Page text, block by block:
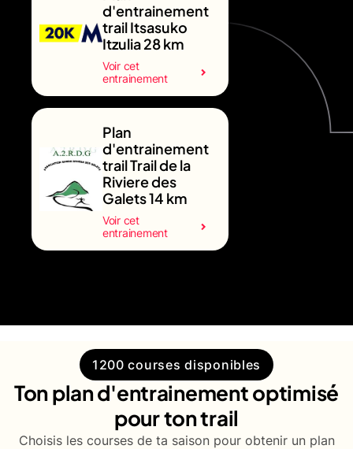
d'entrainement
trail Itsasuko
Itzulia 28 km
Voir cet
entrainement
Plan
d'entrainement
trail Trail de la
Riviere des
Galets 14 km
Voir cet
entrainement
1200 courses disponibles
Ton plan d'entrainement optimisé
pour ton trail
Choisis les courses de ta saison pour obtenir un plan